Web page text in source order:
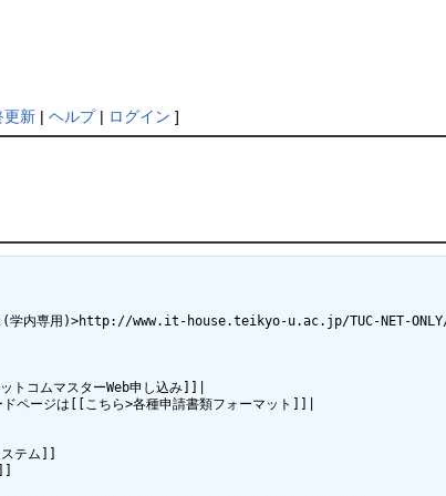
更新| ヘルプ| ログイン ]
ス(学内専用)>http://www.it-house.teikyo-u.ac.jp/TUC-NET-
コムマスターWeb申し込み]]|
ページは[[こちら>各種申請書類フォーマット]]|
テム]]